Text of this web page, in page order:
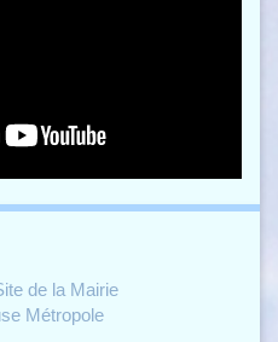
de la Mairie
Métropole